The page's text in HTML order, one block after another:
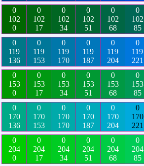
0
102
0
0
102
17
0
102
34
0
102
51
0
102
68
0
102
85
0
119
136
0
119
153
0
119
170
0
119
187
0
119
204
0
119
221
0
153
0
0
153
17
0
153
34
0
153
51
0
153
68
0
153
85
0
170
136
0
170
153
0
170
170
0
170
187
0
170
204
0
170
221
0
204
0
0
204
17
0
204
34
0
204
51
0
204
68
0
204
85